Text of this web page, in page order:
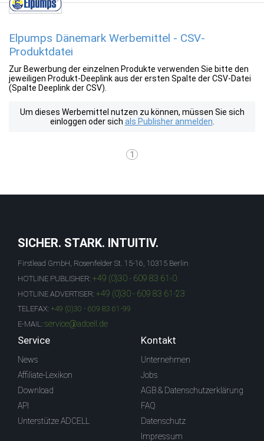
Elpumps Dänemark Werbemittel - CSV-
Produktdatei
Zur Bewerbung der einzelnen Produkte verwenden Sie bitte den
jeweiligen Produkt-Deeplink aus der ersten Spalte der CSV-Datei
(Spalte Deeplink der CSV).
Um dieses Werbemittel nutzen zu können, müssen Sie sich
einloggen oder sich als Publisher anmelden
1
SICHER. STARK. INTUITIV.
Firstlead GmbH, Rosenfelder St. 15-16, 10315 Berlin
HOTLINE PUBLISHER: +49 (0)30 - 609 83 61-0
HOTLINE ADVERTISER: +49 (0)30 - 609 83 61-23
TELEFAX: +49 (0)30 - 609 83 61-99
E-MAIL: service@adcell.de
Service
News
Affiliate-Lexikon
Download
API
Unterstütze ADCELL
Kontakt
Unternehmen
Jobs
AGB & Datenschutzerklärung
FAQ
Datenschutz
Impressum